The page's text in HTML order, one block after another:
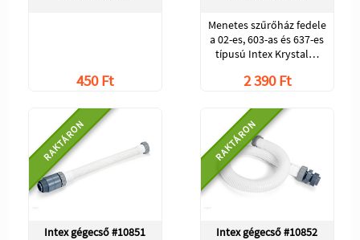
450 Ft
Menetes szűrőház fedele
a 02-es, 603-as és 637-es
típusú Intex Krystal…
2 390 Ft
RAKTÁRON
Intex gégecső #10851
RAKTÁRON
Intex gégecső #10852